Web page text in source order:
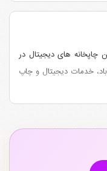
چاپخانه های دیجیتال در
خدمات دیجیتال و چاپ
کاتالوگ و کارت ویزیت